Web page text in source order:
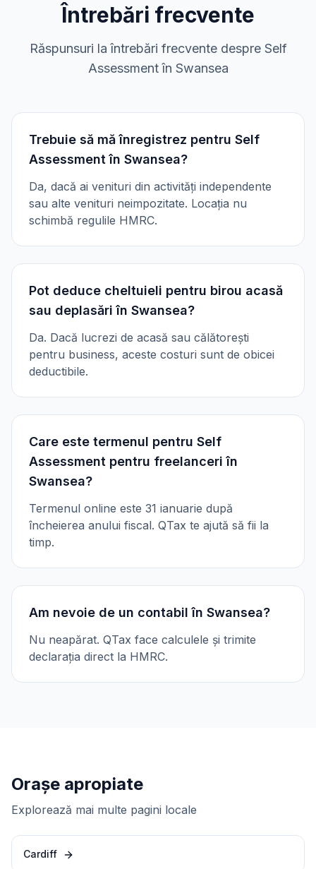
Întrebări frecvente
Răspunsuri la întrebări frecvente despre Self
Assessment în Swansea
Trebuie să mă înregistrez pentru Self
Assessment în Swansea?
Da, dacă ai venituri din activități independente
sau alte venituri neimpozitate. Locația nu
schimbă regulile HMRC.
Pot deduce cheltuieli pentru birou acasă
sau deplasări în Swansea?
Da. Dacă lucrezi de acasă sau călătorești
pentru business, aceste costuri sunt de obicei
deductibile.
Care este termenul pentru Self
Assessment pentru freelanceri în
Swansea?
Termenul online este 31 ianuarie după
încheierea anului fiscal. QTax te ajută să fii la
timp.
Am nevoie de un contabil în Swansea?
Nu neapărat. QTax face calculele și trimite
declarația direct la HMRC.
Orașe apropiate
Explorează mai multe pagini locale
Cardiff